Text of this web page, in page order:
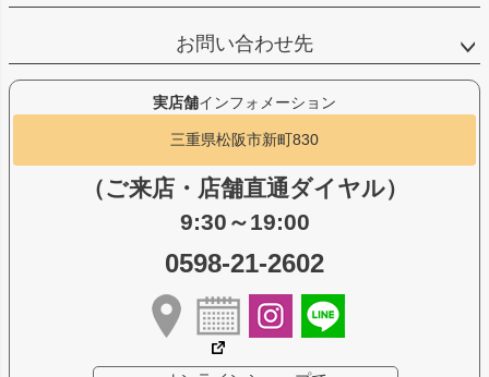
お問い合わせ先
実店舗インフォメーション
三重県松阪市新町830
（ご来店・店舗直通ダイヤル）
9:30～19:00
0598-21-2602